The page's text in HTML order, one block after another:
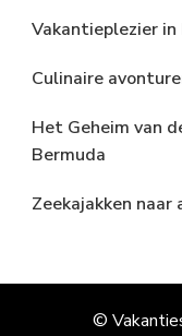
Vakantieplezier
Culinaire
Het Geheim van
Bermuda
Zeekajakken
©